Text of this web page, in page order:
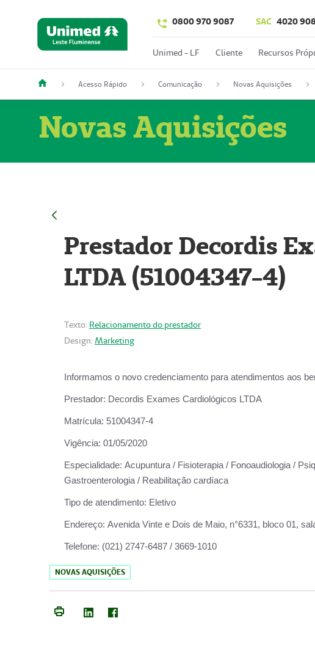
0800 970 9087 SAC 4020
Unimed - LF Cliente Recursos
Acesso Rápido Comunicação Novas Aquisições
Novas Aquisições
Prestador Decordis
LTDA (51004347-4)
Texto: Relacionamento do prestador
Design: Marketing
Informamos o novo credenciamento para atendimentos aos
Prestador: Decordis Exames Cardiológicos LTDA
Matrícula: 51004347-4
Vigência: 01/05/2020
Especialidade: Acupuntura / Fisioterapia / Fonoaudiologia /
Gastroenterologia / Reabilitação cardíaca
Tipo de atendimento: Eletivo
Endereço: Avenida Vinte e Dois de Maio, n°6331, bloco 01,
Telefone: (021) 2747-6487 / 3669-1010
NOVAS AQUISIÇÕES